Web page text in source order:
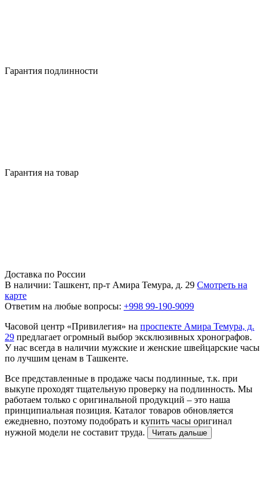
Гарантия подлинности
Гарантия на товар
Доставка по России
В наличии: Ташкент, пр-т Амира Темура, д. 29 Смотреть на
карте
Ответим на любые вопросы: +998 99-190-9099
Часовой центр «Привилегия» на проспекте Амира Темура, д.
29 предлагает огромный выбор эксклюзивных хронографов.
У нас всегда в наличии мужские и женские швейцарские часы
по лучшим ценам в Ташкенте.
Все представленные в продаже часы подлинные, т.к. при
выкупе проходят тщательную проверку на подлинность. Мы
работаем только с оригинальной продукций – это наша
принципиальная позиция. Каталог товаров обновляется
ежедневно, поэтому подобрать и купить часы оригинал
нужной модели не составит труда.
Читать дальше